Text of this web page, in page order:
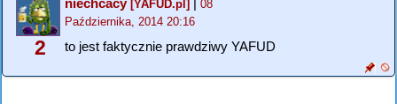
2
niechcacy[YAFUD.pl] | 08
Października, 2014 20:16
to jest faktycznie prawdziwy YAFUD